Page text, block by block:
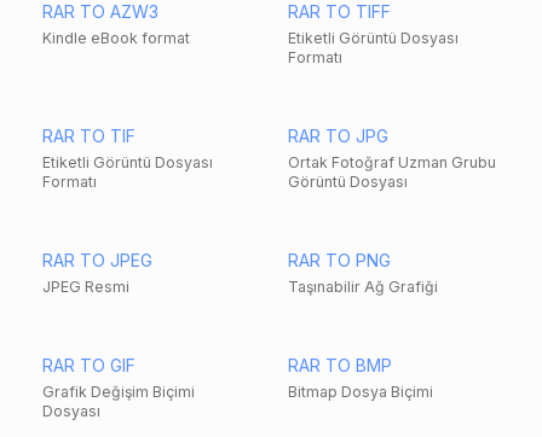
RAR TO AZW3
Kindle eBook format
RAR TO TIFF
Etiketli Görüntü Dosyası
Formatı
RAR TO TIF
Etiketli Görüntü Dosyası
Formatı
RAR TO JPG
Ortak Fotoğraf Uzman Grubu
Görüntü Dosyası
RAR TO JPEG
JPEG Resmi
RAR TO PNG
Taşınabilir Ağ Grafiği
RAR TO GIF
Grafik Değişim Biçimi
Dosyası
RAR TO BMP
Bitmap Dosya Biçimi